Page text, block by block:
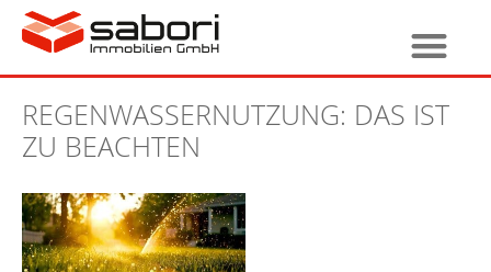
REGENWASSERNUTZUNG: DAS IST
ZU BEACHTEN